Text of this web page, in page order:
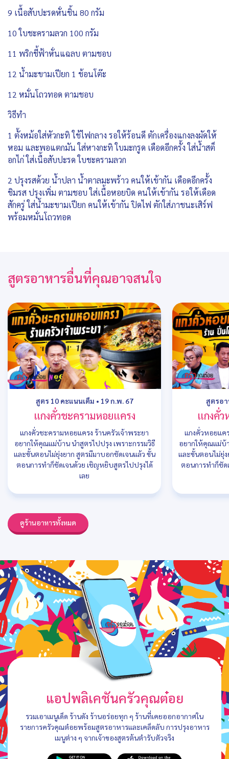
9 เนื้อสับปะรดหั่นชิ้น 80 กรัม
10 ใบชะครามลวก 100 กรัม
11 พริกชี้ฟ้าหั่นแฉลบ ตามชอบ
12 น้ำมะขามเปียก 1 ช้อนโต๊ะ
12 หมั่นโถวทอด ตามชอบ
วิธีทำ
1 ตั้งหม้อใส่หัวกะทิ ใช้ไฟกลาง รอให้ร้อนดี ตักเครื่องแกงลงผัดให้
หอม และพอแตกมัน ใส่หางกะทิ ใบมะกรูด เดือดอีกครั้ง ใส่น้ำสต็
อกไก่ ใส่เนื้อสับปะรด ใบชะครามลวก
2 ปรุงรสด้วย น้ำปลา น้ำตาลมะพร้าว คนให้เข้ากัน เดือดอีกครั้ง
ชิมรส ปรุงเพิ่ม ตามชอบ ใส่เนื้อหอยบิด คนให้เข้ากัน รอให้เดือด
สักครู่ ใส่น้ำมะขามเปียก คนให้เข้ากัน ปิดไฟ ตักใส่ภาชนะเสิร์ฟ
พร้อมหมั่นโถวทอด
สูตรอาหารอื่นที่คุณอาจสนใจ
สูตร 10 คะแนนเต็ม • 19 ก.พ. 67
แกงคั่วชะครามหอยแครง
แกงคั่วชะครามหอยแครง ร้านครัวเจ้าพระยา
อยากให้คุณแม่บ้าน นำสูตรไปปรุง เพราะกรรมวิธี
และขั้นตอนไม่ยุ่งยาก สูตรมีมาบอกชัดเจนแล้ว ขั้น
ตอนการทำก็ชัดเจนด้วย เชิญหยิบสูตรไปปรุงได้
เลย
สูตรอ
แกงคั่
แกงคั่วหอยแค
อยากให้คุณแม่บ้
และขั้นตอนไม่ยุ่
ตอนการทำก็ชัด
ดูร้านอาหารทั้งหมด
แอปพลิเคชันครัวคุณต๋อย
รวมเอาเมนูเด็ด ร้านดัง ร้านอร่อยทุก ๆ ร้านที่เคยออกอากาศใน
รายการครัวคุณต๋อยพร้อมสูตรอาหารและเคล็ดลับ การปรุงอาหาร
เมนูต่าง ๆ จากเจ้าของสูตรต้นตำรับตัวจริง